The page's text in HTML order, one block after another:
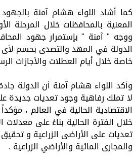
كما أشاد اللواء هشام آمنة
المعنية بالمحافظات خلال المرحلة
ووجه " آمنة " بإستمرار جهود
الدولة في المهد والتصدى بحسم لأى
خاصة خلال أيام العطلات والأجازات
وأكد اللواء هشام آمنة أن الدولة
لا تملك رفاهية وجود تعديات جديدة
الاقتصادية الحالية في العالم ،
خلال الفترة الحالية بناءً على
والمجارى المائية والأراضي الزراعية .